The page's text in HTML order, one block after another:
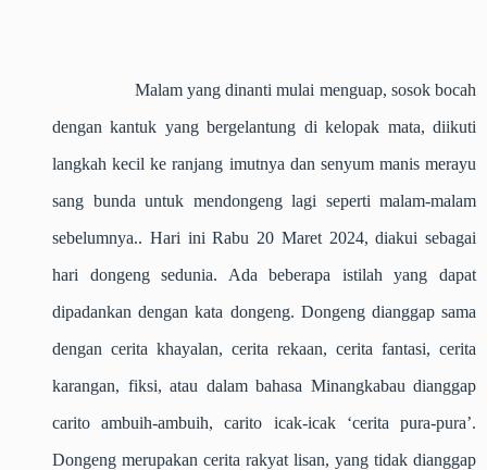
Malam yang dinanti mulai menguap, sosok bocah
dengan kantuk yang bergelantung di kelopak mata, diikuti
langkah kecil ke ranjang imutnya dan senyum manis merayu
sang bunda untuk mendongeng lagi seperti malam-malam
sebelumnya.. Hari ini Rabu 20 Maret 2024, diakui sebagai
hari dongeng sedunia. Ada beberapa istilah yang dapat
dipadankan dengan kata dongeng. Dongeng dianggap sama
dengan cerita khayalan, cerita rekaan, cerita fantasi, cerita
karangan, fiksi, atau dalam bahasa Minangkabau dianggap
carito ambuih-ambuih, carito icak-icak ‘cerita pura-pura’.
Dongeng merupakan cerita rakyat lisan, yang tidak dianggap